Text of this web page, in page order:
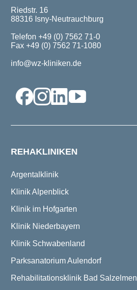
Riedstr. 16
88316 Isny-Neutrauchburg
Telefon +49 (0) 7562 71-0
Fax +49 (0) 7562 71-1080
info@wz-kliniken.de
REHAKLINIKEN
Argentalklinik
Klinik Alpenblick
Klinik im Hofgarten
Klinik Niederbayern
Klinik Schwabenland
Parksanatorium Aulendorf
Rehabilitationsklinik Bad Salzelmen